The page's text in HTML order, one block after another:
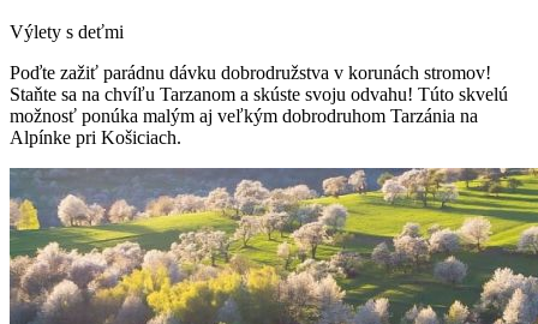
Výlety s deťmi
Poďte zažiť parádnu dávku dobrodružstva v korunách stromov!
Staňte sa na chvíľu Tarzanom a skúste svoju odvahu! Túto skvelú
možnosť ponúka malým aj veľkým dobrodruhom Tarzánia na
Alpínke pri Košiciach.